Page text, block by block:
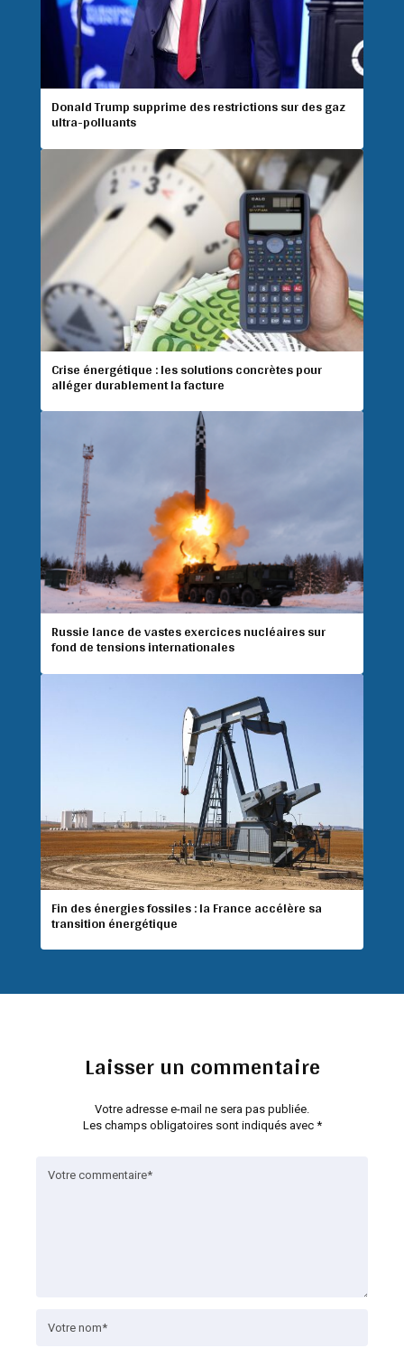
Donald Trump supprime des restrictions sur des gaz
ultra-polluants
Crise énergétique : les solutions concrètes pour
alléger durablement la facture
Russie lance de vastes exercices nucléaires sur
fond de tensions internationales
Fin des énergies fossiles : la France accélère sa
transition énergétique
Laisser un commentaire
Votre adresse e-mail ne sera pas publiée.
Les champs obligatoires sont indiqués avec *